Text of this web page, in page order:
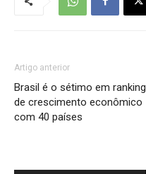
Artigo anterior
Brasil é o sétimo em ranking
de crescimento econômico
com 40 países